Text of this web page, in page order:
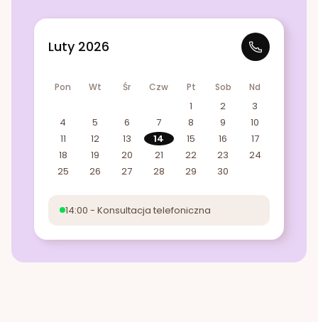
Luty 2026
Pon Wt Śr Czw Pt Sob Nd
1 2
3
4
5 6 7 8 9
10
11
12 13 14 15 16
17
18
19 20 21 22 23
24
25
26 27 28 29 30
14:00 - Konsultacja telefoniczna